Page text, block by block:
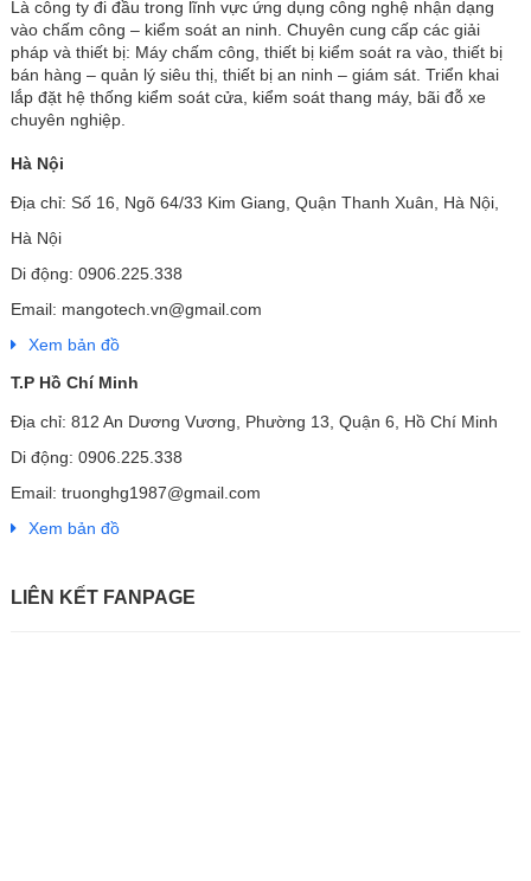
Là công ty đi đầu trong lĩnh vực ứng dụng công nghệ nhận dạng
vào chấm công – kiểm soát an ninh. Chuyên cung cấp các giải
pháp và thiết bị: Máy chấm công, thiết bị kiểm soát ra vào, thiết bị
bán hàng – quản lý siêu thị, thiết bị an ninh – giám sát. Triển khai
lắp đặt hệ thống kiểm soát cửa, kiểm soát thang máy, bãi đỗ xe
chuyên nghiệp.
Hà Nội
Địa chỉ: Số 16, Ngõ 64/33 Kim Giang, Quận Thanh Xuân, Hà Nội,
Hà Nội
Di động: 0906.225.338
Email: mangotech.vn@gmail.com
Xem bản đồ
T.P Hồ Chí Minh
Địa chỉ: 812 An Dương Vương, Phường 13, Quận 6, Hồ Chí Minh
Di động: 0906.225.338
Email: truonghg1987@gmail.com
Xem bản đồ
LIÊN KẾT FANPAGE